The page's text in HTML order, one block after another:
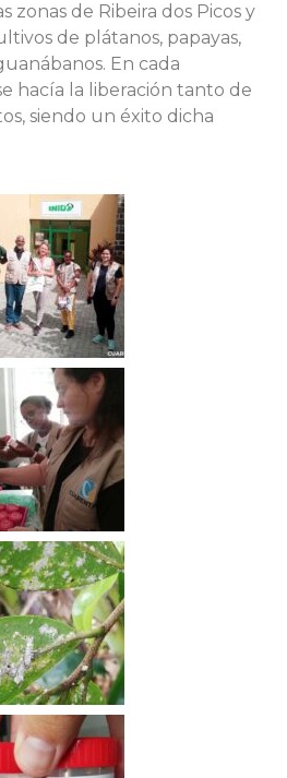
zonas de Ribeira dos Picos y
de plátanos, papayas,
En cada
hacía la liberación tanto de
siendo un éxito dicha